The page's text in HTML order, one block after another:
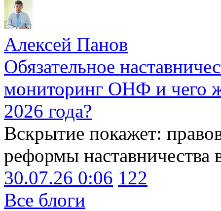
Алексей Панов
Обязательное
мониторинг ОНФ и чего
2026 года?
Вскрытие покажет:
реформы наставничества
30.07.26 0:06 122
Все блоги